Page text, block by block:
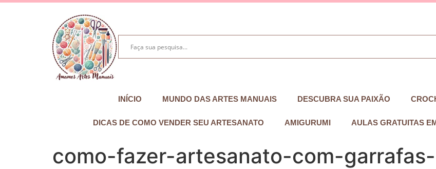
INÍCIO MUNDO DAS ARTES MANUAIS DESCUBRA SUA PAIXÃO
DICAS DE COMO VENDER SEU ARTESANATO AMIGURUMI AULAS GRATUITAS
como-fazer-artesanato-com-